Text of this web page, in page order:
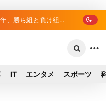
、勝ち組と負け組の
IT エンタメ スポーツ